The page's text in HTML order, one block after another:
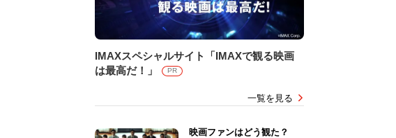
IMAXスペシャルサイト「IMAXで観る映画
は最高だ！」
PR
一覧を見る
映画ファンはどう観た？